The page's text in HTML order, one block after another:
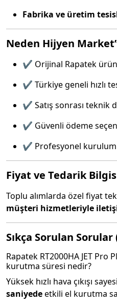
Fabrika ve üretim
Neden Hijyen
✔️ Orijinal Rapatek
✔️ Türkiye geneli hızlı
✔️ Satış sonrası teknik
✔️ Güvenli ödeme
✔️ Profesyonel kurulum
Fiyat ve Tedarik
Toplu alımlarda özel fiyat
müşteri hizmetleriyle
Sıkça Sorulan Sorular
Rapatek RT2000HA JET
kurutma süresi nedir?
Yüksek hızlı hava çıkışı
saniyedeetkili el kurutma